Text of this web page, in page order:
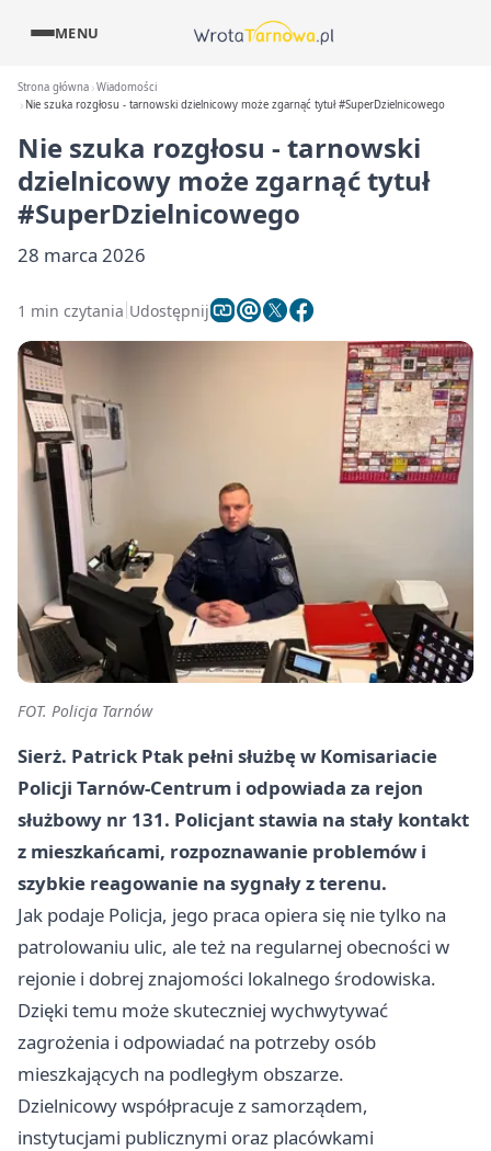
MENU
Strona główna Wiadomości
Nie szuka rozgłosu - tarnowski dzielnicowy może zgarnąć tytuł #SuperDzielnicowego
Nie szuka rozgłosu - tarnowski
dzielnicowy może zgarnąć tytuł
#SuperDzielnicowego
28 marca 2026
1 min czytania Udostępnij
FOT. Policja Tarnów
Sierż. Patrick Ptak pełni służbę w Komisariacie
Policji Tarnów-Centrum i odpowiada za rejon
służbowy nr 131. Policjant stawia na stały kontakt
z mieszkańcami, rozpoznawanie problemów i
szybkie reagowanie na sygnały z terenu.
Jak podaje Policja, jego praca opiera się nie tylko na
patrolowaniu ulic, ale też na regularnej obecności w
rejonie i dobrej znajomości lokalnego środowiska.
Dzięki temu może skuteczniej wychwytywać
zagrożenia i odpowiadać na potrzeby osób
mieszkających na podległym obszarze.
Dzielnicowy współpracuje z samorządem,
instytucjami publicznymi oraz placówkami